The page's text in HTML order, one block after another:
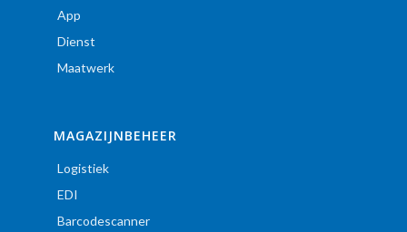
App
Dienst
Maatwerk
MAGAZIJNBEHEER
Logistiek
EDI
Barcodescanner